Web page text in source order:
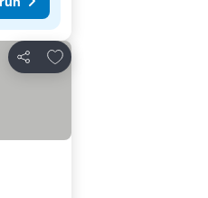
Paylaş
Favorilerime ekle